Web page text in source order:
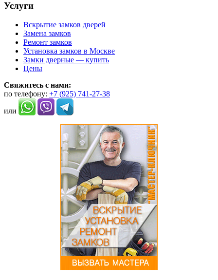
вариаций.
Опции
выбрать
на
странице
Услуги
Вскрытие замков дверей
Замена замков
Ремонт замков
Установка замков в Москве
Замки дверные — купить
Цены
Свяжитесь с нами:
по телефону: +7 (925) 741-27-38
или